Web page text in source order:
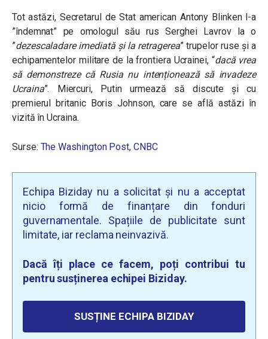
Tot astăzi, Secretarul de Stat american Antony Blinken l-a
”îndemnat” pe omologul său rus Serghei Lavrov la o
”dezescaladare imediată și la retragerea” trupelor ruse și a
echipamentelor militare de la frontiera Ucrainei, “dacă vrea
să demonstreze că Rusia nu intenționează să invadeze
Ucraina”. Miercuri, Putin urmează să discute și cu
premierul britanic Boris Johnson, care se află astăzi în
vizită în Ucraina.
Surse: The Washington Post, CNBC
Echipa Biziday nu a solicitat și nu a acceptat
nicio formă de finanțare din fonduri
guvernamentale. Spațiile de publicitate sunt
limitate, iar reclama neinvazivă.
Dacă îți place ce facem, poți contribui tu
pentru susținerea echipei Biziday.
SUSȚINE ECHIPA BIZIDAY